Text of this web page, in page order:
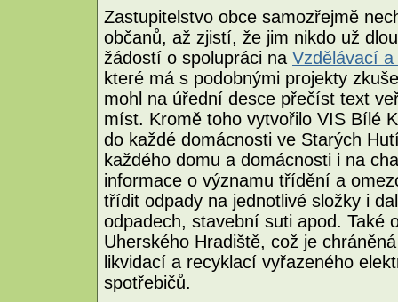
Zastupitelstvo obce samozřejmě
občanů, až zjistí, že jim nikdo už
žádostí o spolupráci na Vzdělávací
které má s podobnými projekty
mohl na úřední desce přečíst text
míst. Kromě toho vytvořilo VIS Bílé
do každé domácnosti ve Starých
každého domu a domácnosti i na
informace o významu třídění a
třídit odpady na jednotlivé složky i
odpadech, stavební suti apod. Také
Uherského Hradiště, což je
likvidací a recyklací vyřazeného
spotřebičů.